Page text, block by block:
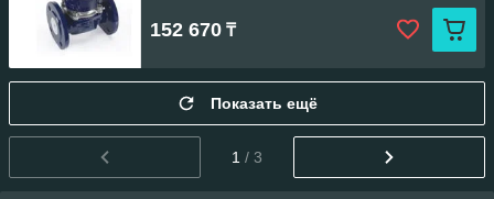
152 670 ₸
Показать ещё
1 / 3